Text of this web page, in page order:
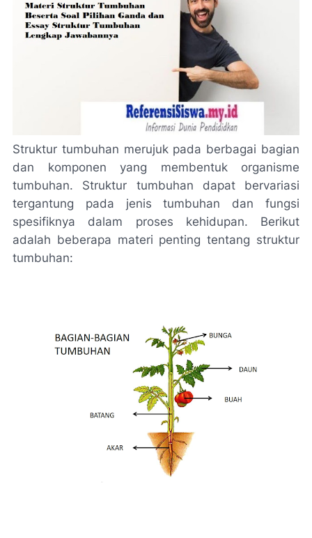
Struktur tumbuhan merujuk pada berbagai bagian
dan komponen yang membentuk organisme
tumbuhan. Struktur tumbuhan dapat bervariasi
tergantung pada jenis tumbuhan dan fungsi
spesifiknya dalam proses kehidupan. Berikut
adalah beberapa materi penting tentang struktur
tumbuhan: